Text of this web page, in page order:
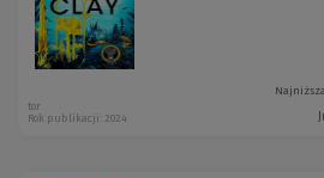
tor
Rok publikacji: 2024